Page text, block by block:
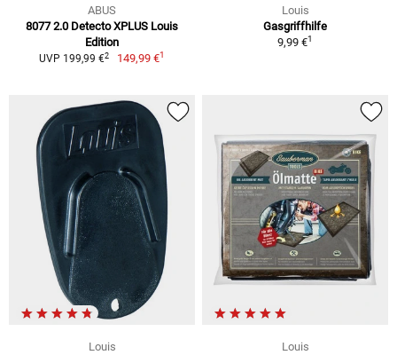
ABUS
8077 2.0 Detecto XPLUS Louis
Edition
UVP 199,99 €2 149,99 €1
Louis
Gasgriffhilfe
9,99 €1
Louis
Louis